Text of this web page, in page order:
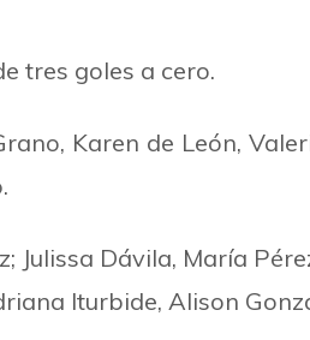
tres goles a cero.
Karen de León,
Dávila, María
Iturbide, Alison